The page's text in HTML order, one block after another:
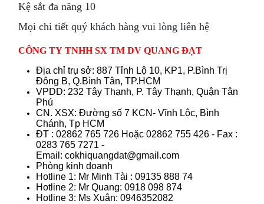
Kệ sắt đa năng 10
Mọi chi tiết quý khách hàng vui lòng liên hệ
CÔNG TY TNHH SX TM DV QUANG ĐẠT
Địa chỉ trụ sở: 887 Tỉnh Lộ 10, KP1, P.Bình Trị
Đông B, Q.Bình Tân, TP.HCM
VPDD: 232 Tây Thạnh, P. Tây Thạnh, Quận Tân
Phú
CN. XSX: Đường số 7 KCN- Vĩnh Lộc, Bình
Chánh, Tp HCM
ÐT : 02862 765 726 Hoặc 02862 755 426 - Fax :
0283 765 7271 -
Email: cokhiquangdat@gmail.com
Phòng kinh doanh
Hotline 1: Mr Minh Tài : 09135 888 74
Hotline 2: Mr Quang: 0918 098 874
Hotline 3: Ms Xuân: 0946352082